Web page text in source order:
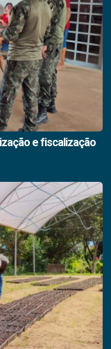
e fiscalização